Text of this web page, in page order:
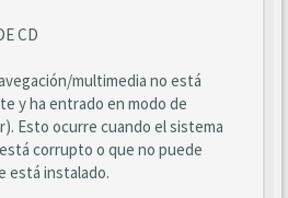
CD
multimedia no está
y ha entrado en modo de
Esto ocurre cuando el sistema
corrupto o que no puede
está instalado.